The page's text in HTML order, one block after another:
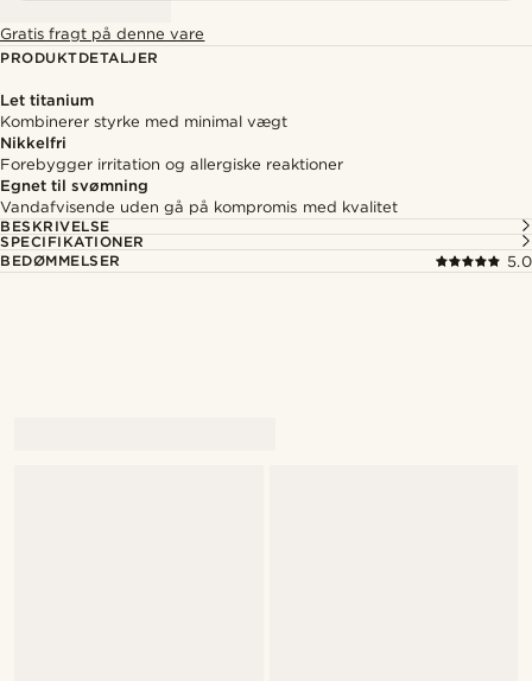
Gratis fragt på denne vare
PRODUKTDETALJER
Let titanium
Kombinerer styrke med minimal vægt
Nikkelfri
Forebygger irritation og allergiske reaktioner
Egnet til svømning
Vandafvisende uden gå på kompromis med kvalitet
BESKRIVELSE
SPECIFIKATIONER
BEDØMMELSER
5.0